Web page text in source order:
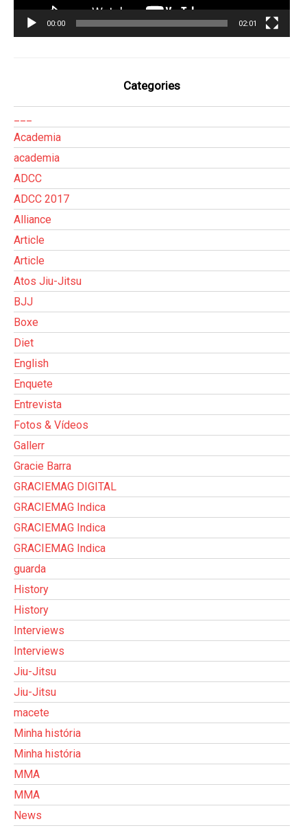
00:00 02:01
Categories
Academia
academia
ADCC
ADCC 2017
Alliance
Article
Article
Atos Jiu-Jitsu
BJJ
Boxe
Diet
English
Enquete
Entrevista
Fotos & Vídeos
Gallerr
Gracie Barra
GRACIEMAG DIGITAL
GRACIEMAG Indica
GRACIEMAG Indica
GRACIEMAG Indica
guarda
History
History
Interviews
Interviews
Jiu-Jitsu
Jiu-Jitsu
macete
Minha história
Minha história
MMA
MMA
News